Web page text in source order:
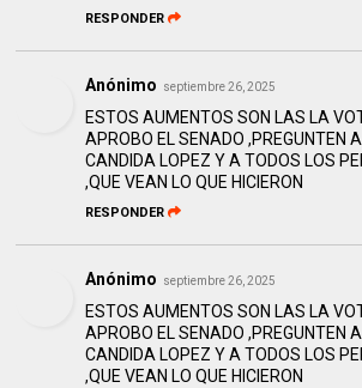
RESPONDER
Anónimo septiembre 26, 2025
ESTOS AUMENTOS SON LAS LA
APROBO EL SENADO ,PREGUNTEN
CANDIDA LOPEZ Y A TODOS LOS
,QUE VEAN LO QUE HICIERON
RESPONDER
Anónimo septiembre 26, 2025
ESTOS AUMENTOS SON LAS LA
APROBO EL SENADO ,PREGUNTEN
CANDIDA LOPEZ Y A TODOS LOS
,QUE VEAN LO QUE HICIERON